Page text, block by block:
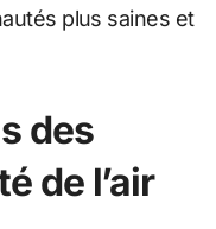
plus saines et
des
de l’air